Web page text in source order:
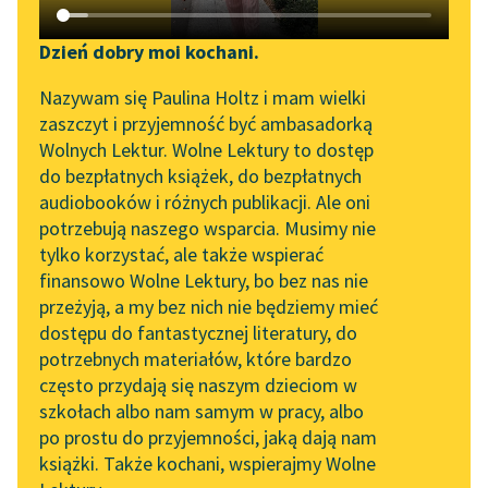
Katalog DAISY
Podkasty o książkach
Zgłoś brak utworu
Aktualności
„Prokurator Alicja Horn”
do słuchania
Byliśmy częścią AI Impact
Lab
Zapraszamy na spotkanie
online z tłumaczkami
literatury skandynawskiej
Spotkanie z Katarzyną
Tunkiel w Oslo
102. lata temu zmarł
Joseph Conrad
Narzędzia
Mapa Wolnych Lektur
Leśmianator
Przewodnik dla piszących i
czytających
API
OAI-PMH
Widget Wolnych Lektur
Przypisy
Dzień dobry moi kochani.
Nazywam się Paulina Holtz i mam wielki
zaszczyt i przyjemność być ambasadorką
Wolnych Lektur. Wolne Lektury to dostęp
do bezpłatnych książek, do bezpłatnych
audiobooków i różnych publikacji. Ale oni
potrzebują naszego wsparcia. Musimy nie
tylko korzystać, ale także wspierać
finansowo Wolne Lektury, bo bez nas nie
przeżyją, a my bez nich nie będziemy mieć
dostępu do fantastycznej literatury, do
potrzebnych materiałów, które bardzo
często przydają się naszym dzieciom w
szkołach albo nam samym w pracy, albo
po prostu do przyjemności, jaką dają nam
książki. Także kochani, wspierajmy Wolne
Napój cienisty
Postacie (cykl)
Postacie
Matysek
pobierz książkę
czytaj online